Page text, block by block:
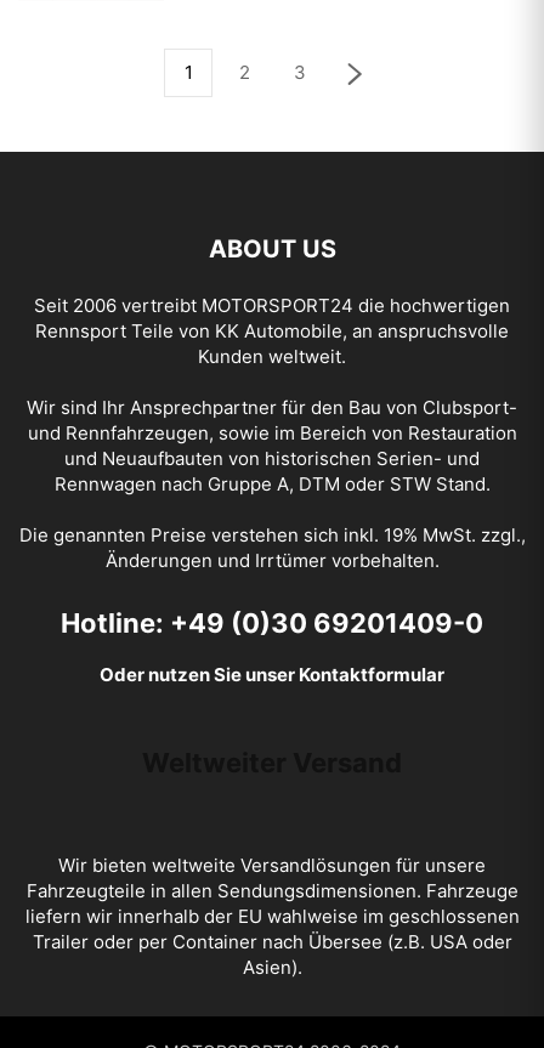
1 2 3
ABOUT US
Seit 2006 vertreibt MOTORSPORT24 die hochwertigen
Rennsport Teile von KK Automobile, an anspruchsvolle
Kunden weltweit.
Wir sind Ihr Ansprechpartner für den Bau von Clubsport-
und Rennfahrzeugen, sowie im Bereich von Restauration
und Neuaufbauten von historischen Serien- und
Rennwagen nach Gruppe A, DTM oder STW Stand.
Die genannten Preise verstehen sich inkl. 19% MwSt. zzgl.,
Änderungen und Irrtümer vorbehalten.
Hotline: +49 (0)30 69201409-0
Oder nutzen Sie unser Kontaktformular
Wir bieten weltweite Versandlösungen für unsere
Fahrzeugteile in allen Sendungsdimensionen. Fahrzeuge
liefern wir innerhalb der EU wahlweise im geschlossenen
Trailer oder per Container nach Übersee (z.B. USA oder
Asien).